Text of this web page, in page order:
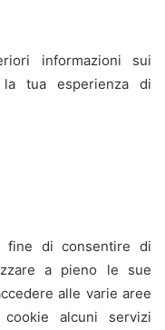
informazioni sui
tua esperienza di
fine di consentire di
a pieno le sue
alle varie aree
alcuni servizi